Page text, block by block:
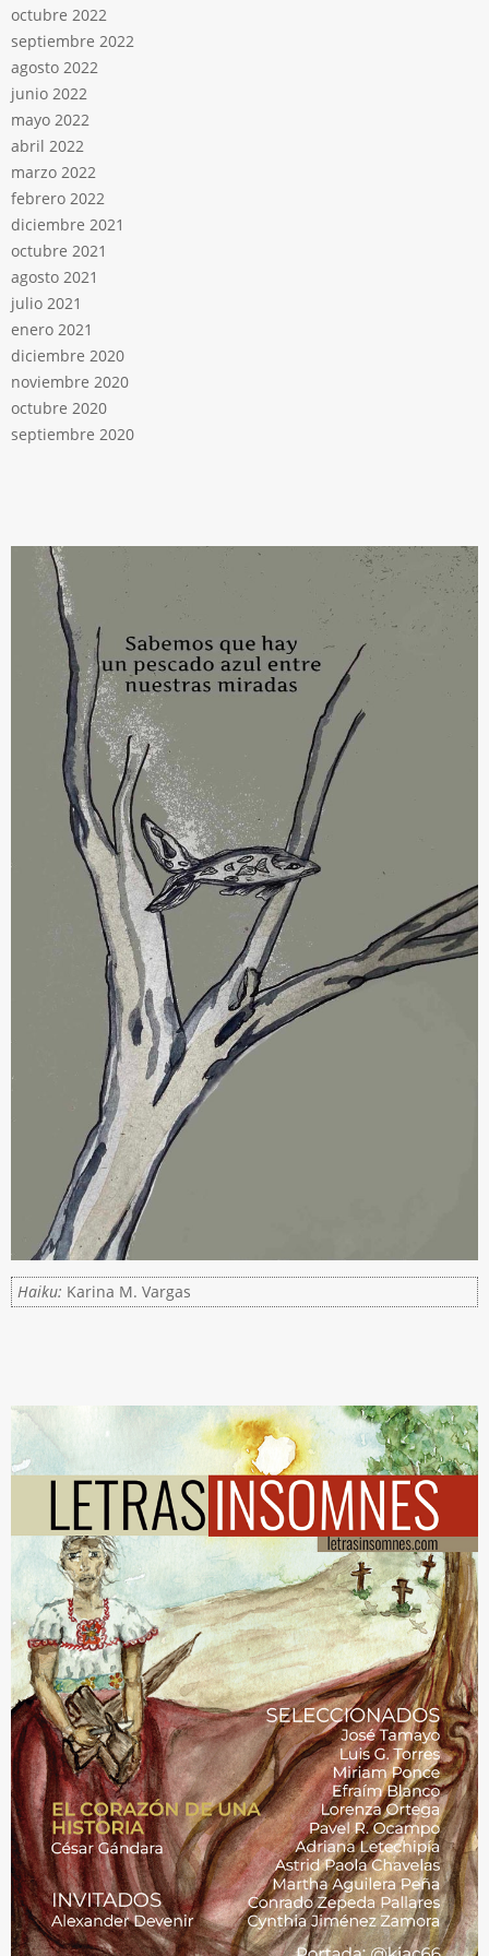
octubre 2022
septiembre 2022
agosto 2022
junio 2022
mayo 2022
abril 2022
marzo 2022
febrero 2022
diciembre 2021
octubre 2021
agosto 2021
julio 2021
enero 2021
diciembre 2020
noviembre 2020
octubre 2020
septiembre 2020
Haiku: Karina M. Vargas